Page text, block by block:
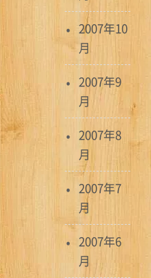
2007年10
月
2007年9
月
2007年8
月
2007年7
月
2007年6
月